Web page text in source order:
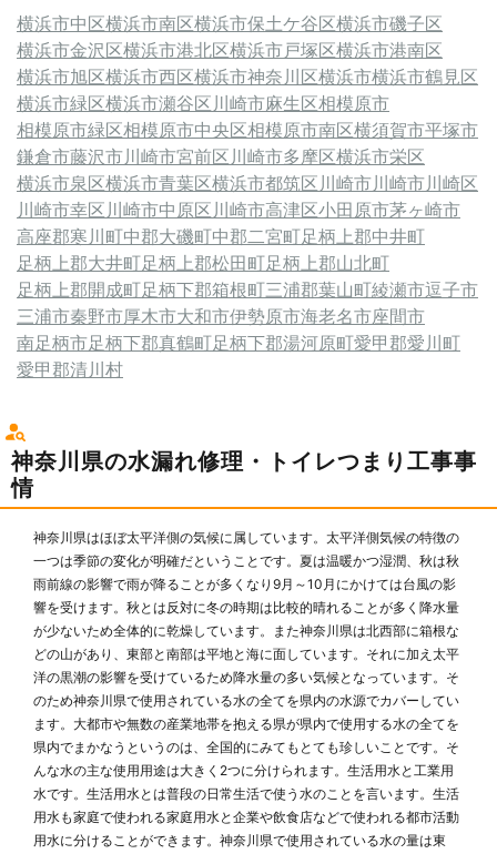
横浜市中区横浜市南区横浜市保土ケ谷区横浜市磯子区
横浜市金沢区横浜市港北区横浜市戸塚区横浜市港南区
横浜市旭区横浜市西区横浜市神奈川区横浜市横浜市鶴見区
横浜市緑区横浜市瀬谷区川崎市麻生区相模原市
相模原市緑区相模原市中央区相模原市南区横須賀市平塚市
鎌倉市藤沢市川崎市宮前区川崎市多摩区横浜市栄区
横浜市泉区横浜市青葉区横浜市都筑区川崎市川崎市川崎区
川崎市幸区川崎市中原区川崎市高津区小田原市茅ヶ崎市
高座郡寒川町中郡大磯町中郡二宮町足柄上郡中井町
足柄上郡大井町足柄上郡松田町足柄上郡山北町
足柄上郡開成町足柄下郡箱根町三浦郡葉山町綾瀬市逗子市
三浦市秦野市厚木市大和市伊勢原市海老名市座間市
南足柄市足柄下郡真鶴町足柄下郡湯河原町愛甲郡愛川町
愛甲郡清川村
神奈川県の水漏れ修理・トイレつまり工事事
情
神奈川県はほぼ太平洋側の気候に属しています。太平洋側気候の特徴の
一つは季節の変化が明確だということです。夏は温暖かつ湿潤、秋は秋
雨前線の影響で雨が降ることが多くなり9月～10月にかけては台風の影
響を受けます。秋とは反対に冬の時期は比較的晴れることが多く降水量
が少ないため全体的に乾燥しています。また神奈川県は北西部に箱根な
どの山があり、東部と南部は平地と海に面しています。それに加え太平
洋の黒潮の影響を受けているため降水量の多い気候となっています。そ
のため神奈川県で使用されている水の全てを県内の水源でカバーしてい
ます。大都市や無数の産業地帯を抱える県が県内で使用する水の全てを
県内でまかなうというのは、全国的にみてもとても珍しいことです。そ
んな水の主な使用用途は大きく2つに分けられます。生活用水と工業用
水です。生活用水とは普段の日常生活で使う水のことを言います。生活
用水も家庭で使われる家庭用水と企業や飲食店などで使われる都市活動
用水に分けることができます。神奈川県で使用されている水の量は東